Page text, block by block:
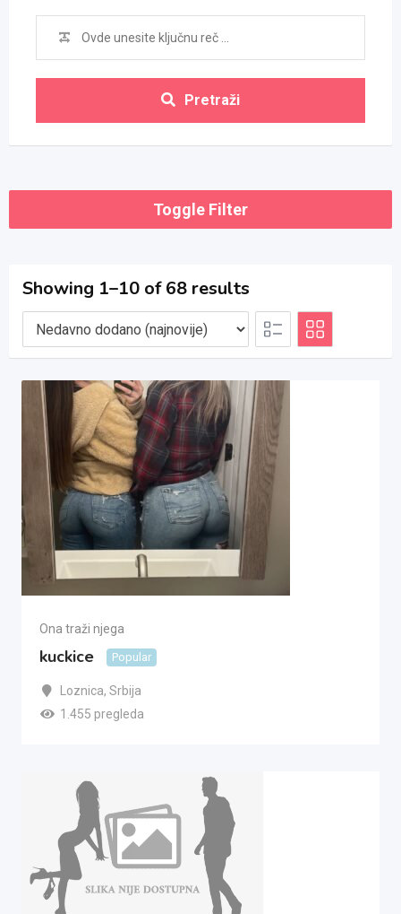
Pretraži
Toggle Filter
Showing 1–10 of 68 results
Ona traži njega
kuckice Popular
Loznica, Srbija
1.455 pregleda